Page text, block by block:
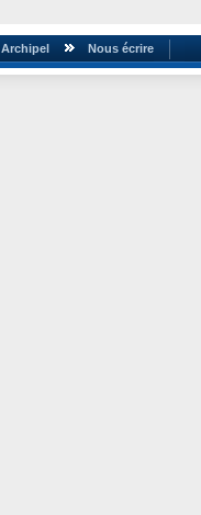
Archipel Nous écrire